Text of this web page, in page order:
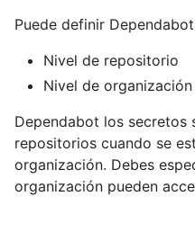
Puede definir
Nivel de repositorio
Nivel de organización
Dependabot los secretos
repositorios cuando se
organización. Debes
organización pueden